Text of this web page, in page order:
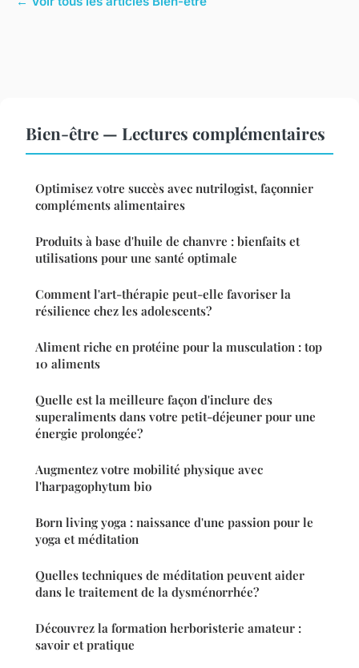
Bien-être — Lectures complémentaires
Optimisez votre succès avec nutrilogist, façonnier
compléments alimentaires
Produits à base d'huile de chanvre : bienfaits et
utilisations pour une santé optimale
Comment l'art-thérapie peut-elle favoriser la
résilience chez les adolescents?
Aliment riche en protéine pour la musculation : top
10 aliments
Quelle est la meilleure façon d'inclure des
superaliments dans votre petit-déjeuner pour une
énergie prolongée?
Augmentez votre mobilité physique avec
l'harpagophytum bio
Born living yoga : naissance d'une passion pour le
yoga et méditation
Quelles techniques de méditation peuvent aider
dans le traitement de la dysménorrhée?
Découvrez la formation herboristerie amateur :
savoir et pratique